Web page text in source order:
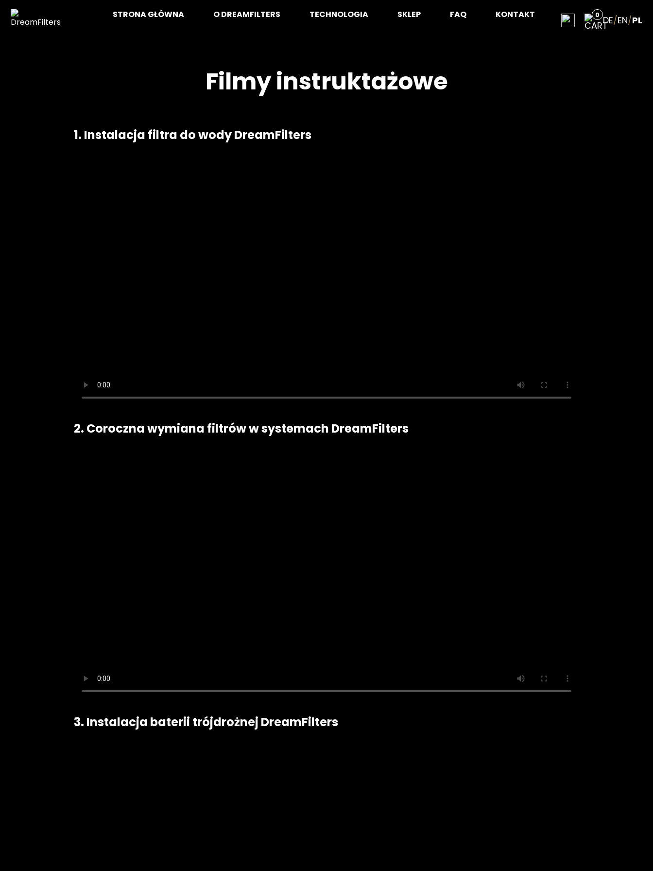
content
STRONA GŁÓWNA O DREAMFILTERS TECHNOLOGIA SKLEP FAQ KONTAKT 0 DE/EN/PL
Filmy instruktażowe
1. Instalacja filtra do wody DreamFilters
2. Coroczna wymiana filtrów w systemach DreamFilters
3. Instalacja baterii trójdrożnej DreamFilters